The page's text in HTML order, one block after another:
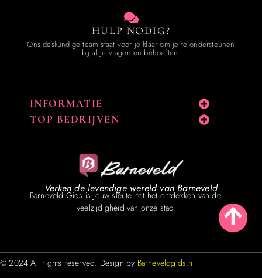
HULP NODIG?
Ons deskundige team staat voor je klaar om je te ondersteunen
bij al je vragen en behoeften.
INFORMATIE
TOP BEDRIJVEN
Verken de levendige wereld van Barneveld
Barneveld Gids is jouw sleutel tot het ontdekken van de
veelzijdigheid van onze stad
© 2024 All rights reserved. Design by Barneveldgids.nl